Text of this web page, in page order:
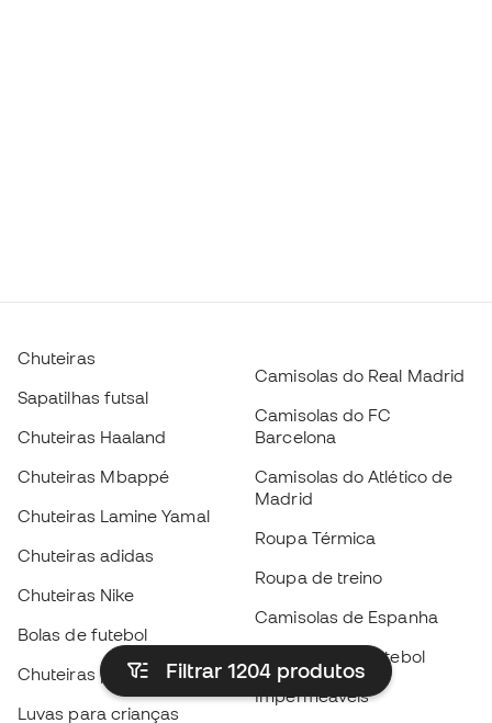
Filtrar 1204 produtos
Chuteiras
Sapatilhas futsal
Chuteiras Haaland
Chuteiras Mbappé
Chuteiras Lamine Yamal
Chuteiras adidas
Chuteiras Nike
Bolas de futebol
Chuteiras para crianças
Luvas para crianças
Camisolas do Real Madrid
Camisolas do FC
Barcelona
Camisolas do Atlético de
Madrid
Roupa Térmica
Roupa de treino
Camisolas de Espanha
Camisolas de futebol
Impermeáveis